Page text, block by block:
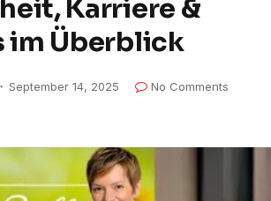
Karriere &
im Überblick
September 14, 2025
No Comments